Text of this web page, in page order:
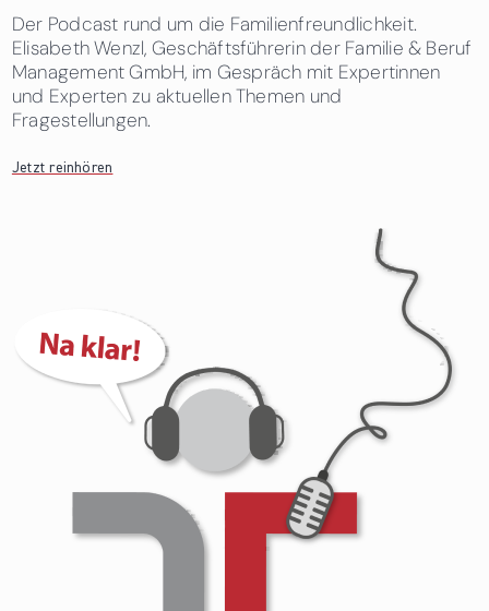
Der Podcast rund um die Familienfreundlichkeit.
Elisabeth Wenzl, Geschäftsführerin der Familie & Beruf
Management GmbH, im Gespräch mit Expertinnen
und Experten zu aktuellen Themen und
Fragestellungen.
Jetzt reinhören